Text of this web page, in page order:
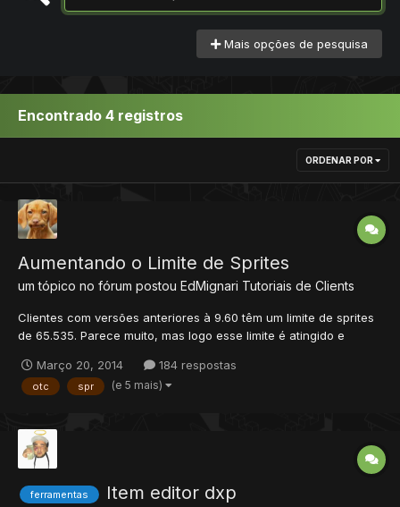
Mais opções de pesquisa
Encontrado 4 registros
ORDENAR POR
Aumentando o Limite de Sprites
um tópico no fórum postou EdMignari Tutoriais de Clients
Clientes com versões anteriores à 9.60 têm um limite de sprites
de 65.535. Parece muito, mas logo esse limite é atingido e
servidor/cliente a não ser substituindo alguns sprites. Esse
tutorial pretende ensinar como configurar as principais f...
Março 20, 2014 184 respostas
otc spr (e 5 mais)
ferramentas Item editor dxp